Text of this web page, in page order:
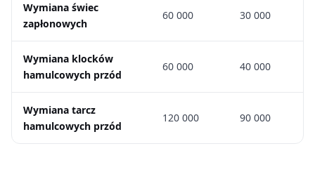
Wymiana świec
zapłonowych
60 000 30 000
Wymiana klocków
hamulcowych przód
60 000 40 000
Wymiana tarcz
hamulcowych przód
120 000 90 000